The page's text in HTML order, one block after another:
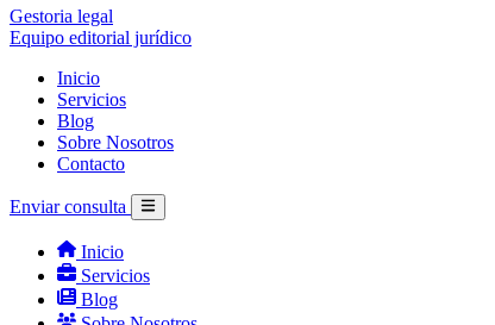
Gestoria legal
Equipo editorial jurídico
Inicio
Servicios
Blog
Sobre Nosotros
Contacto
Enviar consulta
Inicio
Servicios
Blog